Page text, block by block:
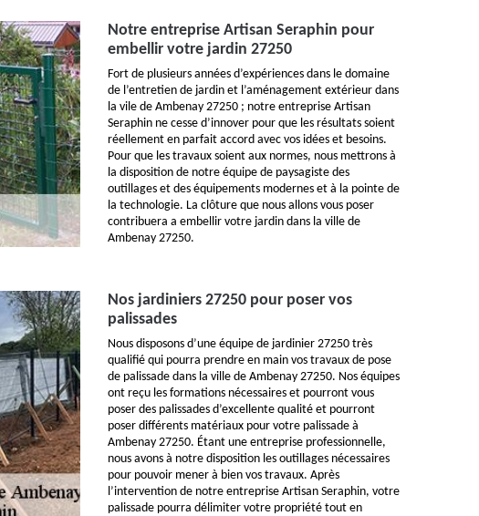
Notre entreprise Artisan Seraphin pour
embellir votre jardin 27250
Fort de plusieurs années d’expériences dans le domaine
de l’entretien de jardin et l’aménagement extérieur dans
la vile de Ambenay 27250 ; notre entreprise Artisan
Seraphin ne cesse d’innover pour que les résultats soient
réellement en parfait accord avec vos idées et besoins.
Pour que les travaux soient aux normes, nous mettrons à
la disposition de notre équipe de paysagiste des
outillages et des équipements modernes et à la pointe de
la technologie. La clôture que nous allons vous poser
contribuera a embellir votre jardin dans la ville de
Ambenay 27250.
Nos jardiniers 27250 pour poser vos
palissades
Nous disposons d’une équipe de jardinier 27250 très
qualifié qui pourra prendre en main vos travaux de pose
de palissade dans la ville de Ambenay 27250. Nos équipes
ont reçu les formations nécessaires et pourront vous
poser des palissades d’excellente qualité et pourront
poser différents matériaux pour votre palissade à
Ambenay 27250. Étant une entreprise professionnelle,
nous avons à notre disposition les outillages nécessaires
pour pouvoir mener à bien vos travaux. Après
l’intervention de notre entreprise Artisan Seraphin, votre
palissade pourra délimiter votre propriété tout en